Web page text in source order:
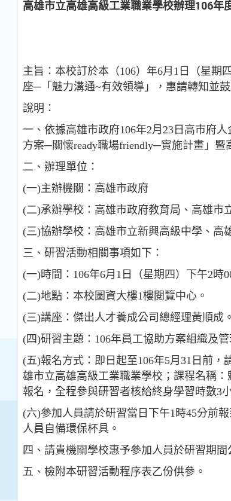
高雄市立高雄高級工業職業學校辦理106年
主旨：本校訂於本（106）年6月1日（星期
座─「魅力溝通~有效領導」，惠請轉知並
說明：
一、依據高雄市政府106年2月23日高市府
方案─關懷ready職場friendly─實施計畫」暨
二、辦理單位：
(一)主辦機關：高雄市政府
(二)承辦學校：高雄市政府教育局、高雄市
(三)協辦學校：高雄市立新興高級中學、高
三、研習活動相關事項如下：
(一)時間：106年6月1日（星期四）下午2時
(二)地點：本校圖資大樓1樓閱覽中心。
(三)講座：傑出人才養成公司總經理黃順成。
(四)研習主題：106年員工協助方案組織及
(五)報名方式：即日起至106年5月31日前
雄市立高雄高級工業職業學校；課程名稱
報名，全程參與研習者核給終身學習時數3
(六)參加人員請於研習當日下午1時45分前
人員自備環保杯具。
四、請貴機關學校惠予參加人員於研習期間
五、檢附本研習活動程序表乙份供參。